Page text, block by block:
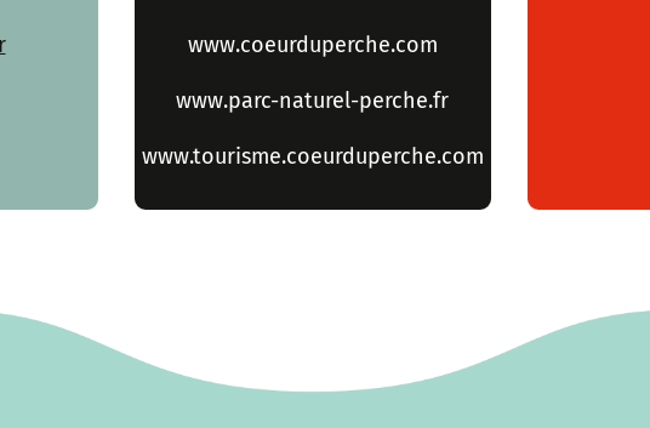
www.coeurduperche.com
www.parc-naturel-perche.fr
www.tourisme.coeurduperche.com